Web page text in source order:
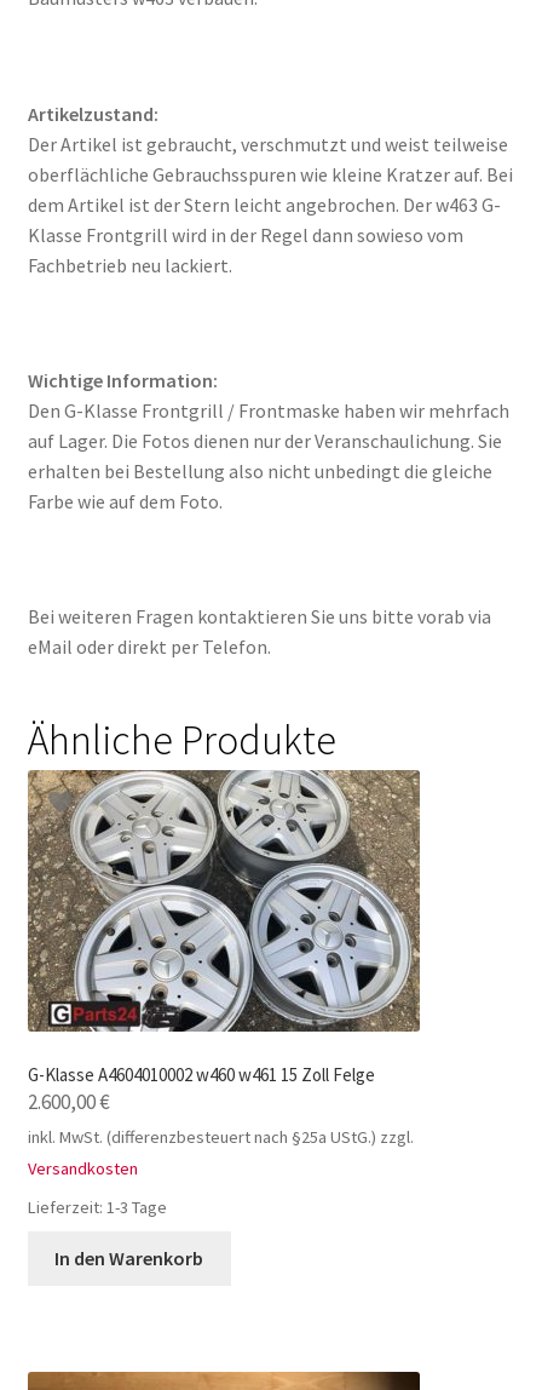
Artikelzustand:
Der Artikel ist gebraucht, verschmutzt und weist teilweise
oberflächliche Gebrauchsspuren wie kleine Kratzer auf. Bei
dem Artikel ist der Stern leicht angebrochen. Der w463 G-
Klasse Frontgrill wird in der Regel dann sowieso vom
Fachbetrieb neu lackiert.
Wichtige Information:
Den G-Klasse Frontgrill / Frontmaske haben wir mehrfach
auf Lager. Die Fotos dienen nur der Veranschaulichung. Sie
erhalten bei Bestellung also nicht unbedingt die gleiche
Farbe wie auf dem Foto.
Bei weiteren Fragen kontaktieren Sie uns bitte vorab via
eMail oder direkt per Telefon.
Ähnliche Produkte
G-Klasse A4604010002 w460 w461 15 Zoll Felge
2.600,00€
inkl. MwSt. (differenzbesteuert nach §25a UStG.) zzgl.
Versandkosten
Lieferzeit: 1-3 Tage
In den Warenkorb